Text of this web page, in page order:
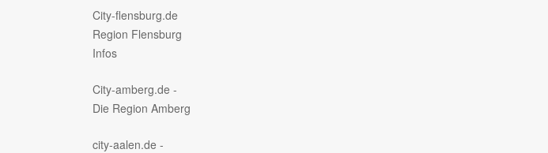
City-flensburg.de
Region Flensburg
Infos
City-amberg.de -
Die Region Amberg
city-aalen.de -